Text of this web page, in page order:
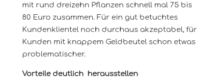
mit rund dreizehn Pflanzen schnell mal 75 bis
80 Euro zusammen. Für ein gut betuchtes
Kundenklientel noch durchaus akzeptabel, für
Kunden mit knappem Geldbeutel schon etwas
problematischer.
Vorteile deutlich herausstellen